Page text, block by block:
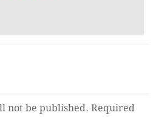
not be published. Required